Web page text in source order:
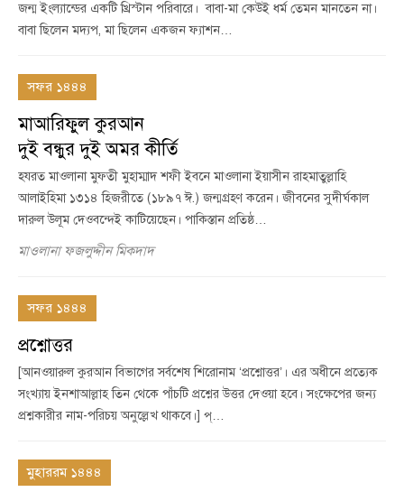
জন্ম ইংল্যান্ডের একটি খ্রিস্টান পরিবারে। বাবা-মা কেউই ধর্ম তেমন মানতেন না।
বাবা ছিলেন মদ্যপ, মা ছিলেন একজন ফ্যাশন…
সফর ১৪৪৪
মাআরিফুল কুরআন
দুই বন্ধুর দুই অমর কীর্তি
হযরত মাওলানা মুফতী মুহাম্মাদ শফী ইবনে মাওলানা ইয়াসীন রাহমাতুল্লাহি
আলাইহিমা ১৩১৪ হিজরীতে (১৮৯৭ ঈ.) জন্মগ্রহণ করেন। জীবনের সুদীর্ঘকাল
দারুল উলূম দেওবন্দেই কাটিয়েছেন। পাকিস্তান প্রতিষ্ঠ…
মাওলানা ফজলুদ্দীন মিকদাদ
সফর ১৪৪৪
প্রশ্নোত্তর
[আনওয়ারুল কুরআন বিভাগের সর্বশেষ শিরোনাম ‘প্রশ্নোত্তর’। এর অধীনে প্রত্যেক
সংখ্যায় ইনশাআল্লাহ তিন থেকে পাঁচটি প্রশ্নের উত্তর দেওয়া হবে। সংক্ষেপের জন্য
প্রশ্নকারীর নাম-পরিচয় অনুল্লেখ থাকবে।] প্…
মুহাররম ১৪৪৪